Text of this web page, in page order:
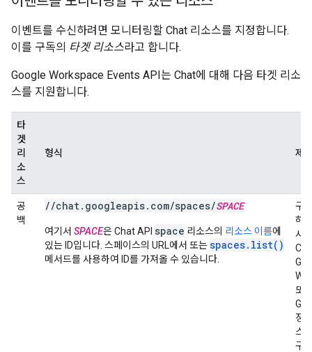
이벤트를 수신하려면 모니터링할 Chat 리소스를 지정합니다.
이를 구독의 타겟 리소스라고 합니다.
Google Workspace Events API는 Chat에 대해 다음 타겟 리소
스를 지원합니다.
타
겟
리
소
스
형식 제
공
백
//chat.googleapis.com/spaces/SPACE
여기서 SPACE은 Chat API space 리소스의 리소스 이름에
있는 ID입니다. 스페이스의 URL에서 또는spaces.list()
메서드를 사용하여 ID를 가져올 수 있습니다.
구
하
사
또
정
스
구